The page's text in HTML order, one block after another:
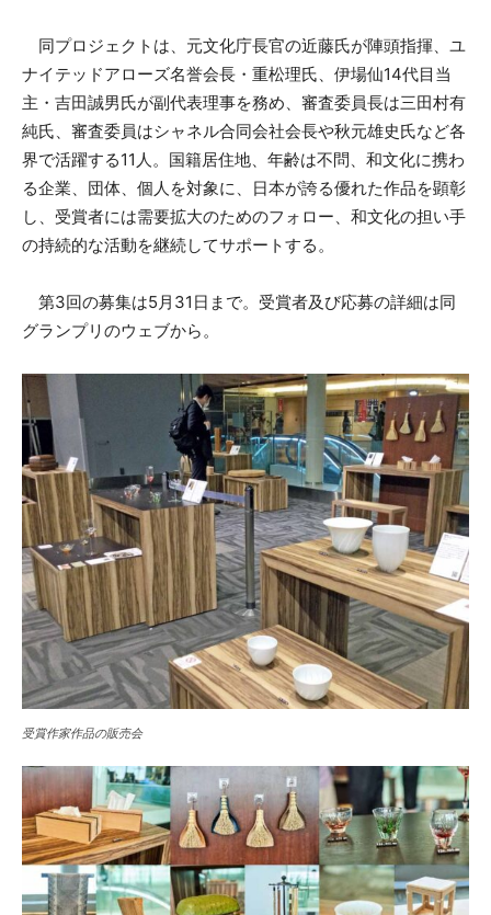
同プロジェクトは、元文化庁長官の近藤氏が陣頭指揮、ユ
ナイテッドアローズ名誉会長・重松理氏、伊場仙14代目当
主・吉田誠男氏が副代表理事を務め、審査委員長は三田村有
純氏、審査委員はシャネル合同会社会長や秋元雄史氏など各
界で活躍する11人。国籍居住地、年齢は不問、和文化に携わ
る企業、団体、個人を対象に、日本が誇る優れた作品を顕彰
し、受賞者には需要拡大のためのフォロー、和文化の担い手
の持続的な活動を継続してサポートする。
第3回の募集は5月31日まで。受賞者及び応募の詳細は同
グランプリのウェブから。
受賞作家作品の販売会